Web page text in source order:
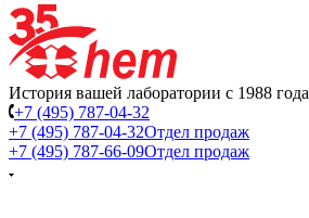
История вашей лаборатории с 1988 года
+7 (495) 787-04-32
+7 (495) 787-04-32Отдел продаж
+7 (495) 787-66-09Отдел продаж